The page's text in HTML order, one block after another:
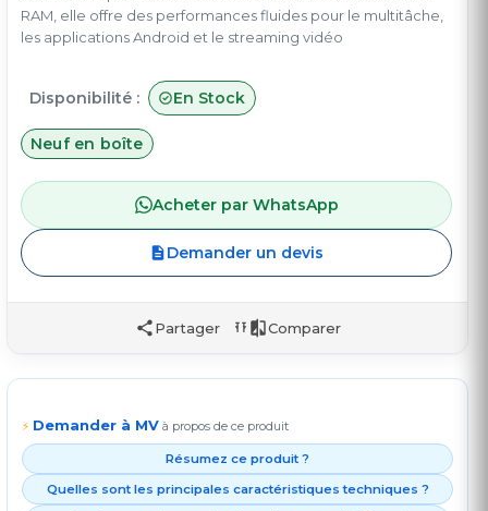
RAM, elle offre des performances fluides pour le multitâche,
les applications Android et le streaming vidéo
Disponibilité : En Stock
Neuf en boîte
Acheter par WhatsApp
Demander un devis
Partager Comparer
⚡ Demander à MV à propos de ce produit
Résumez ce produit ?
Quelles sont les principales caractéristiques techniques ?